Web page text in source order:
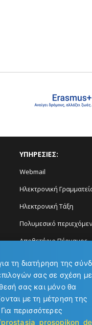
ΥΠΗΡΕΣΙΕΣ:
Webmail
Ηλεκτρονική
Ηλεκτρονική Τάξη
Πολυμεσικό
Αποθετήριο Πέργαμος
Διάγνωση και Πρόγνωση
Φαινομένων
τη διατήρηση της
σας σε σχέση
σας και μόνο θα
με τη μέτρηση της
περισσότερες